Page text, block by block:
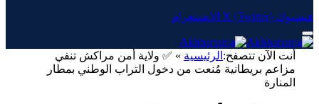
فيسبوك X (Twitter) الانستغرام
أنت الآن تتصفح: الرئيسية » ✅ ولاية أمن مراكش تنفي
مزاعم بريطانية مُنعت من دخول التراب الوطني بمطار
المنارة